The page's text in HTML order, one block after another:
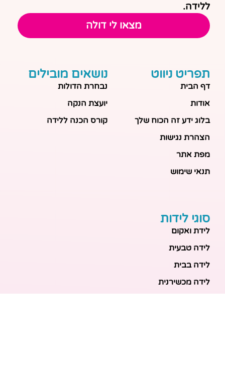
ללידה.
מצאו לי דולה
תפריט ניווט
דף הבית
אודות
בלוג ידע זה הכוח שלך
הצהרת נגישות
מפת אתר
תנאי שימוש
נושאים מובילים
נבחרת הדולות
יועצת הנקה
קורס הכנה ללידה
סוגי לידות
לידת ואקום
לידה טבעית
לידה בבית
לידה מכשירנית